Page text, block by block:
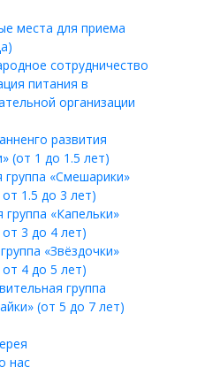
места для приема
сотрудничество
питания в
организации
развития
(от 1 до 1.5 лет)
группа «Смешарики»
1.5 до 3 лет)
«Капельки»
от 3 до 4 лет)
«Звёздочки»
от 4 до 5 лет)
группа
(от 5 до 7 лет)
нас